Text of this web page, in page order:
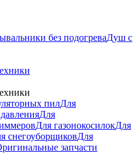
без подогреваДуш с
пилДля
Для
Для газонокосилокДля
снегоуборщиковДля
запчасти